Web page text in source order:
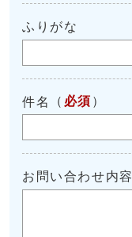
ふりがな
件名 （ 必須 ）
お問い合わせ内容